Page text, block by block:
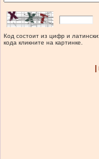
Код состоит из цифр и
кода кликните на картинке.